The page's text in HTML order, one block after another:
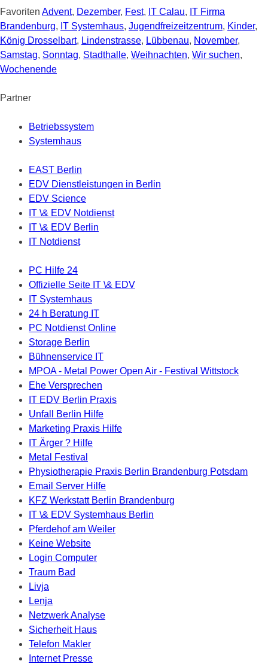
Favoriten Advent, Dezember, Fest, IT Calau, IT Firma
Brandenburg, IT Systemhaus, Jugendfreizeitzentrum, Kinder,
König Drosselbart, Lindenstrasse, Lübbenau, November,
Samstag, Sonntag, Stadthalle, Weihnachten, Wir suchen,
Wochenende
Partner
Betriebssystem
Systemhaus
EAST Berlin
EDV Dienstleistungen in Berlin
EDV Science
IT \& EDV Notdienst
IT \& EDV Berlin
IT Notdienst
PC Hilfe 24
Offizielle Seite IT \& EDV
IT Systemhaus
24 h Beratung IT
PC Notdienst Online
Storage Berlin
Bühnenservice IT
MPOA - Metal Power Open Air - Festival Wittstock
Ehe Versprechen
IT EDV Berlin Praxis
Unfall Berlin Hilfe
Marketing Praxis Hilfe
IT Ärger ? Hilfe
Metal Festival
Physiotherapie Praxis Berlin Brandenburg Potsdam
Email Server Hilfe
KFZ Werkstatt Berlin Brandenburg
IT \& EDV Systemhaus Berlin
Pferdehof am Weiler
Keine Website
Login Computer
Traum Bad
Livja
Lenja
Netzwerk Analyse
Sicherheit Haus
Telefon Makler
Internet Presse